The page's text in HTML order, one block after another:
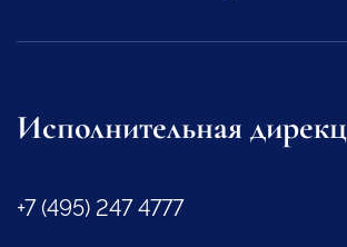
Исполнительная
+7 (495) 247 4777